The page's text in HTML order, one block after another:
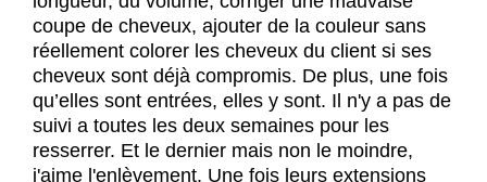
coupe de cheveux, ajouter de la couleur sans
réellement colorer les cheveux du client si ses
cheveux sont déjà compromis. De plus, une fois
qu’elles sont entrées, elles y sont. Il n'y a pas de
suivi a toutes les deux semaines pour les
resserrer. Et le dernier mais non le moindre,
j'aime l'enlèvement. Une fois leurs extensions